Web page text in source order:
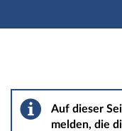
Barriere melden
Auf dieser
melden, die